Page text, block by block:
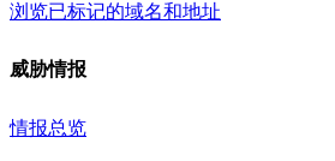
浏览已标记的域名和地址
威胁情报
情报总览